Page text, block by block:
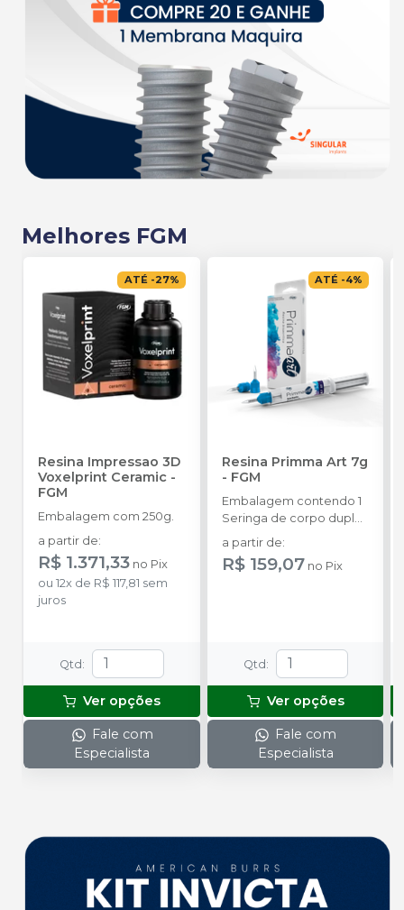
Melhores FGM
ATÉ -27%
Resina Impressao 3D
Voxelprint Ceramic -
FGM
Embalagem com 250g.
a partir de:
R$ 1.371,33 no Pix
ou 12x de R$ 117,81 sem
juros
Qtd:
Ver opções
Fale com
Especialista
ATÉ -4%
Resina Primma Art 7g
- FGM
Embalagem contendo 1
Seringa de corpo duplo
com 7g + 5 ponteiras de
automistura.
a partir de:
R$ 159,07 no Pix
Qtd:
Ver opções
Fale com
Especialista